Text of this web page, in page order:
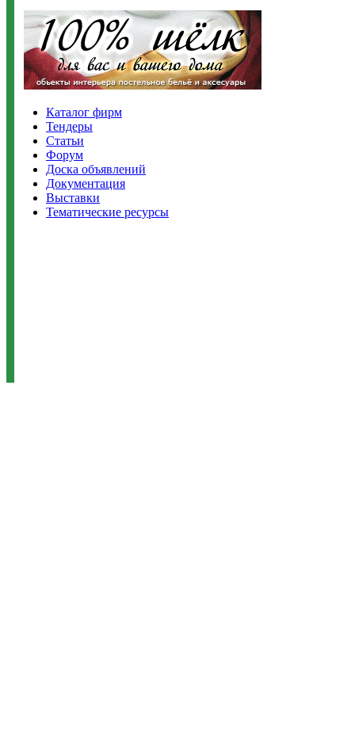
Каталог фирм
Тендеры
Статьи
Форум
Доска объявлений
Документация
Выставки
Тематические ресурсы